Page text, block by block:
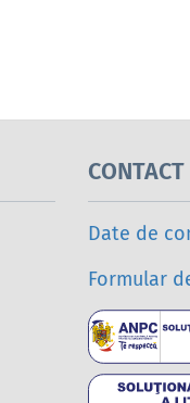
CONTACT
Date de
Formular